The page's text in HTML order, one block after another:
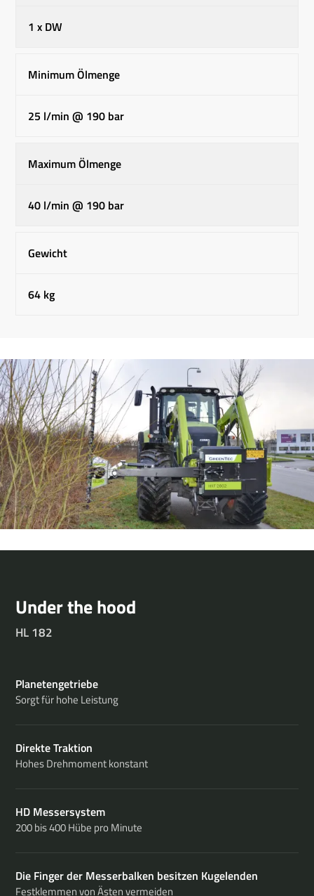
1 x DW
Minimum Ölmenge
25 l/min @ 190 bar
Maximum Ölmenge
40 l/min @ 190 bar
Gewicht
64 kg
Under the hood
HL 182
Planetengetriebe
Sorgt für hohe Leistung
Direkte Traktion
Hohes Drehmoment konstant
HD Messersystem
200 bis 400 Hübe pro Minute
Die Finger der Messerbalken besitzen Kugelenden
Festklemmen von Ästen vermeiden